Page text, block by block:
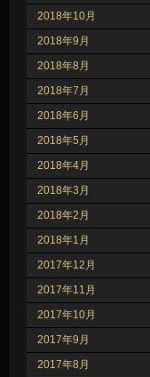
2018年10月
2018年9月
2018年8月
2018年7月
2018年6月
2018年5月
2018年4月
2018年3月
2018年2月
2018年1月
2017年12月
2017年11月
2017年10月
2017年9月
2017年8月